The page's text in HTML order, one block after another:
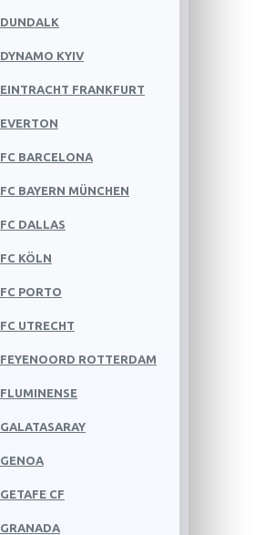
DUNDALK
DYNAMO KYIV
EINTRACHT FRANKFURT
EVERTON
FC BARCELONA
FC BAYERN MÜNCHEN
FC DALLAS
FC KÖLN
FC PORTO
FC UTRECHT
FEYENOORD ROTTERDAM
FLUMINENSE
GALATASARAY
GENOA
GETAFE CF
GRANADA